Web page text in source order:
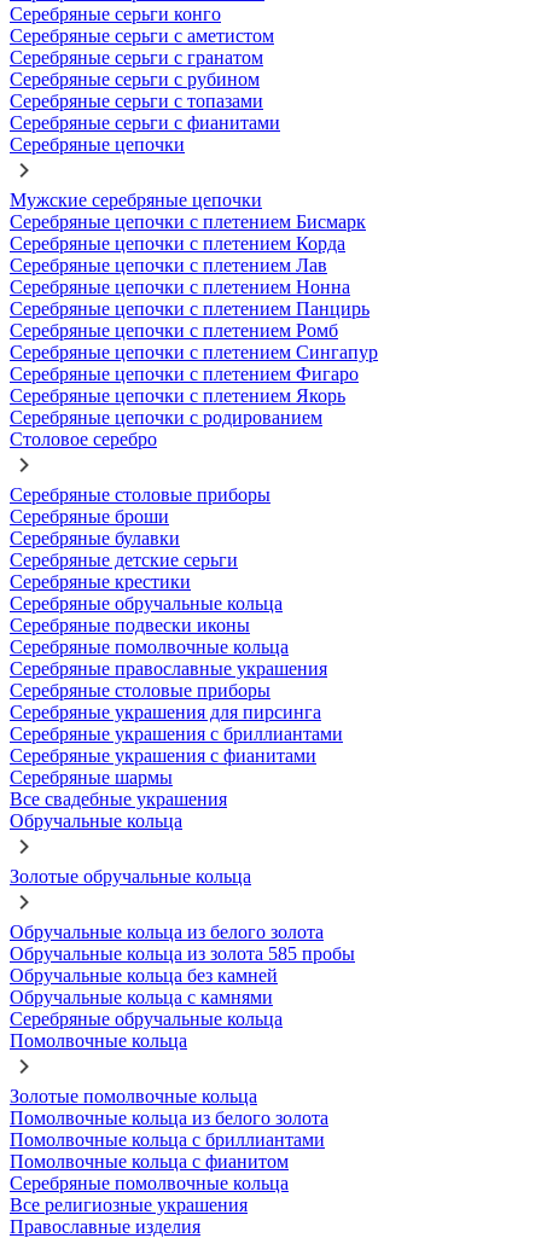
Серебряные серьги конго
Серебряные серьги с аметистом
Серебряные серьги с гранатом
Серебряные серьги с рубином
Серебряные серьги с топазами
Серебряные серьги с фианитами
Серебряные цепочки
Мужские серебряные цепочки
Серебряные цепочки с плетением Бисмарк
Серебряные цепочки с плетением Корда
Серебряные цепочки с плетением Лав
Серебряные цепочки с плетением Нонна
Серебряные цепочки с плетением Панцирь
Серебряные цепочки с плетением Ромб
Серебряные цепочки с плетением Сингапур
Серебряные цепочки с плетением Фигаро
Серебряные цепочки с плетением Якорь
Серебряные цепочки с родированием
Столовое серебро
Серебряные столовые приборы
Серебряные броши
Серебряные булавки
Серебряные детские серьги
Серебряные крестики
Серебряные обручальные кольца
Серебряные подвески иконы
Серебряные помолвочные кольца
Серебряные православные украшения
Серебряные столовые приборы
Серебряные украшения для пирсинга
Серебряные украшения с бриллиантами
Серебряные украшения с фианитами
Серебряные шармы
Все свадебные украшения
Обручальные кольца
Золотые обручальные кольца
Обручальные кольца из белого золота
Обручальные кольца из золота 585 пробы
Обручальные кольца без камней
Обручальные кольца с камнями
Серебряные обручальные кольца
Помолвочные кольца
Золотые помолвочные кольца
Помолвочные кольца из белого золота
Помолвочные кольца с бриллиантами
Помолвочные кольца с фианитом
Серебряные помолвочные кольца
Все религиозные украшения
Православные изделия